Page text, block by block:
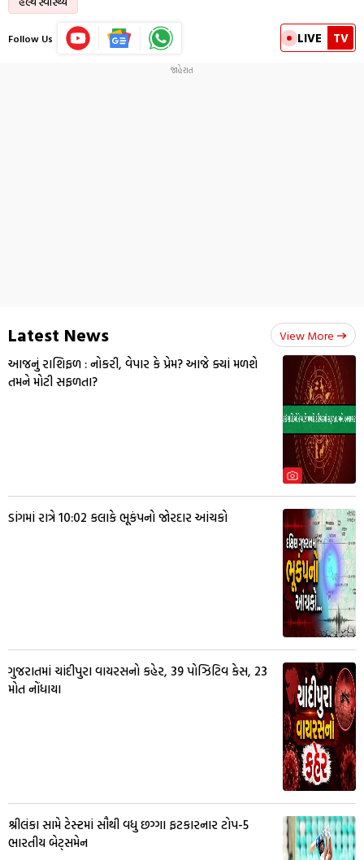
Follow Us LIVE TV
Latest News View More
આજનું રાશિફળ : નોકરી, વેપાર કે પ્રેમ? આજે ક્યાં મળશે
તમને મોટી સફળતા?
ડાંગમાં રાત્રે 10:02 કલાકે ભૂકંપનો જોરદાર આંચકો
ગુજરાતમાં ચાંદીપુરા વાયરસનો કહેર, 39 પોઝિટિવ કેસ, 23
મોત નોંધાયા
શ્રીલંકા સામે ટેસ્ટમાં સૌથી વધુ છગ્ગા ફટકારનાર ટોપ-5
ભારતીય બેટ્સમેન